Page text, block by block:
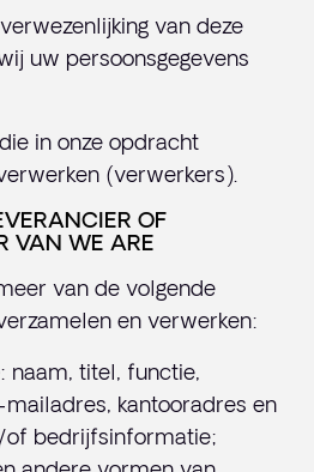
van deze
uw persoonsgegevens
in onze opdracht
(verwerkers).
OF
VAN WE ARE
van de volgende
en verwerken:
titel, functie,
kantooradres en
bedrijfsinformatie;